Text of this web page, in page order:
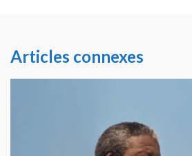
Articles connexes